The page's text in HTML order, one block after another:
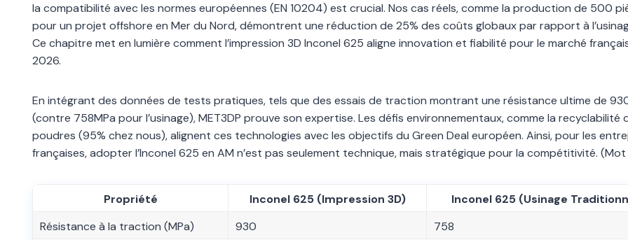
la compatibilité avec les normes européennes (EN 10204) est crucial. Nos cas réels, comme la production de 500
pour un projet offshore en Mer du Nord, démontrent une réduction de 25% des coûts globaux par rapport à
Ce chapitre met en lumière comment l’impression 3D Inconel 625 aligne innovation et fiabilité pour le marché
2026.
En intégrant des données de tests pratiques, tels que des essais de traction montrant une résistance ultime de
(contre 758MPa pour l’usinage), MET3DP prouve son expertise. Les défis environnementaux, comme la recyclabilité
poudres (95% chez nous), alignent ces technologies avec les objectifs du Green Deal européen. Ainsi, pour les
françaises, adopter l’Inconel 625 en AM n’est pas seulement technique, mais stratégique pour la compétitivité.
Propriété Inconel 625 (Impression 3D)
Inconel 625 (Usinage
Résistance à la traction (MPa)
930
758